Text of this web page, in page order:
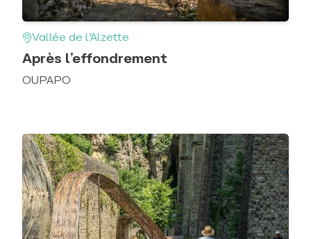
Vallée de l'Alzette
Après l’effondrement
OUPAPO